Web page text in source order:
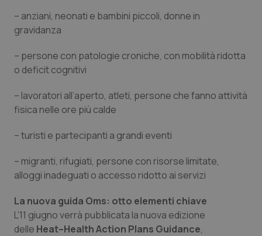
Molise
Piemonte
Provincia Autonoma di Bolzano
Puglia
Sicilia
Epatiti
HIV
Infezioni & Febbre
Malattie rare
Neuroscienze & patologie neurodegenerative
– anziani, neonati e bambini piccoli, donne in
gravidanza
– persone con patologie croniche, con mobilità ridotta
o deficit cognitivi
– lavoratori all’aperto, atleti, persone che fanno attività
fisica nelle ore più calde
– turisti e partecipanti a grandi eventi
– migranti, rifugiati, persone con risorse limitate,
alloggi inadeguati o accesso ridotto ai servizi
La nuova guida Oms: otto elementi chiave
L’11 giugno verrà pubblicata la nuova edizione
delle Heat–Health Action Plans Guidance,